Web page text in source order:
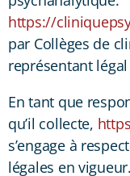
https://
par Collèges de
représentant légal
En tant que
qu’il collecte,
s’engage à
légales en